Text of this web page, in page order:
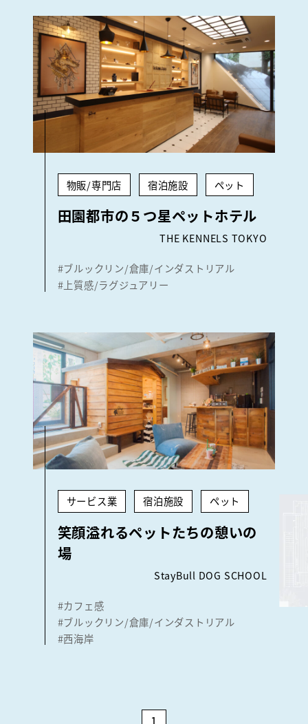
物販/専門店 宿泊施設 ペット
田園都市の５つ星ペットホテル
THE KENNELS TOKYO
#ブルックリン/倉庫/インダストリアル
#上質感/ラグジュアリー
サービス業 宿泊施設 ペット
笑顔溢れるペットたちの憩いの
場
StayBull DOG SCHOOL
#カフェ感
#ブルックリン/倉庫/インダストリアル
#西海岸